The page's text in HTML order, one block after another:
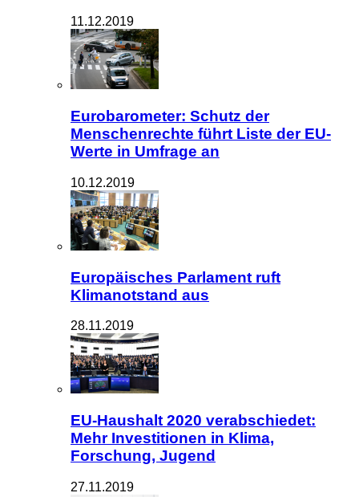
11.12.2019
Eurobarometer: Schutz der
Menschenrechte führt Liste der EU-
Werte in Umfrage an
10.12.2019
Europäisches Parlament ruft
Klimanotstand aus
28.11.2019
EU-Haushalt 2020 verabschiedet:
Mehr Investitionen in Klima,
Forschung, Jugend
27.11.2019